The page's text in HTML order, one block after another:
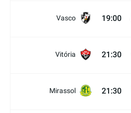
Vasco 19:00
Vitória 21:30
Mirassol 21:30